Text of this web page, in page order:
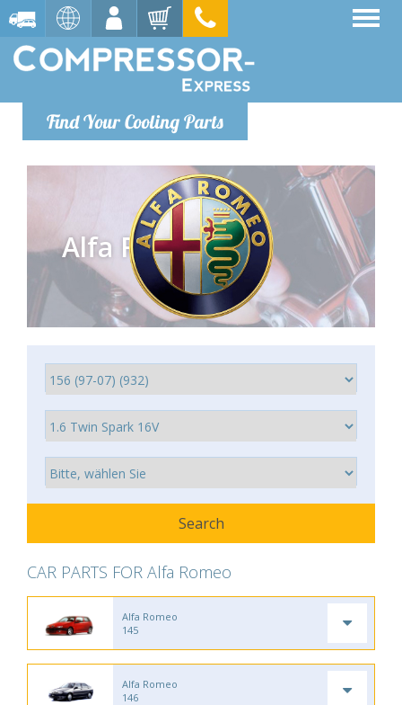
Find Your Cooling Parts
Alfa Romeo
CAR PARTS FOR Alfa Romeo
Alfa Romeo
145
Alfa Romeo
146